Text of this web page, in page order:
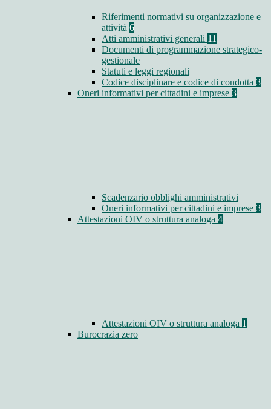
Riferimenti normativi su organizzazione e
attività 6
Atti amministrativi generali 11
Documenti di programmazione strategico-
gestionale
Statuti e leggi regionali
Codice disciplinare e codice di condotta 3
Oneri informativi per cittadini e imprese 3
Scadenzario obblighi amministrativi
Oneri informativi per cittadini e imprese 3
Attestazioni OIV o struttura analoga 4
Attestazioni OIV o struttura analoga 1
Burocrazia zero